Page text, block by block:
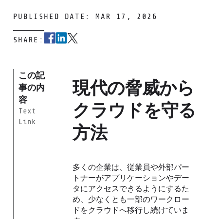
PUBLISHED DATE: MAR 17, 2026
SHARE:
この記
事の内
容
Text
Link
現代の脅威から
クラウドを守る
方法
多くの企業は、従業員や外部パー
トナーがアプリケーションやデー
タにアクセスできるようにするた
め、少なくとも一部のワークロー
ドをクラウドへ移行し続けていま